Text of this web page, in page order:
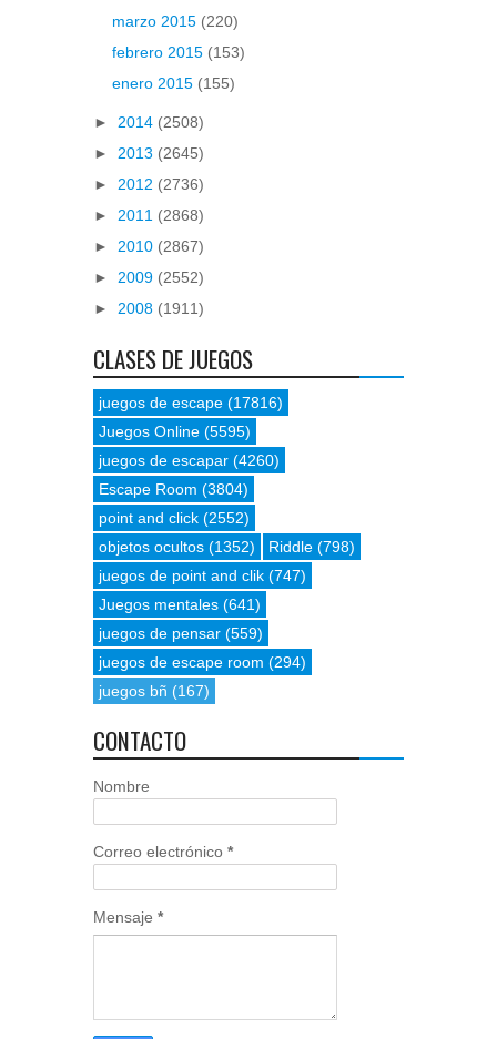
marzo 2015 (220)
febrero 2015 (153)
enero 2015 (155)
► 2014 (2508)
► 2013 (2645)
► 2012 (2736)
► 2011 (2868)
► 2010 (2867)
► 2009 (2552)
► 2008 (1911)
CLASES DE JUEGOS
juegos de escape (17816)
Juegos Online (5595)
juegos de escapar (4260)
Escape Room (3804)
point and click (2552)
objetos ocultos (1352) Riddle (798)
juegos de point and clik (747)
Juegos mentales (641)
juegos de pensar (559)
juegos de escape room (294)
juegos bñ (167)
CONTACTO
Nombre
Correo electrónico *
Mensaje *